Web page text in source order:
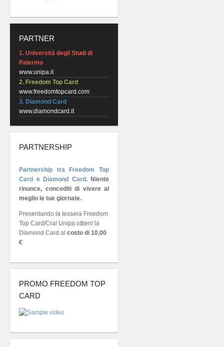
PARTNER
1. Università degli Studi di
Palermo
www.unipa.it
2. Freedom Top Card
www.freedomtopcard.com
3. Diamond Card
www.diamondcard.it
PARTNERSHIP
Partnership tra Freedom Top
Card e Diamond Card. Niente
rinunce, concediti di vivere al
meglio le tue giornate.
Presentando la tessera Freedom
Top Card/Cral Unipa ottieni la
Diamond Card al costo di 10,00
€
PROMO FREEDOM TOP
CARD